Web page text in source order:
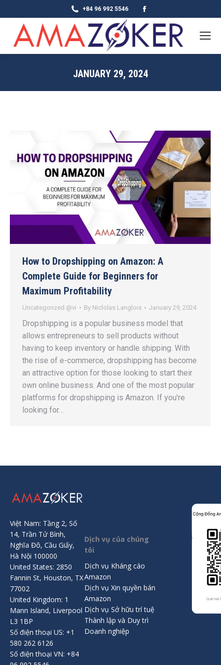
+84 96 992 5546
page
opens
in
JANUARY 29, 2024
How to Dropshipping on Amazon: A
Complete Guide for Beginners for
Maximum Profitability
Uncategorized @vi By Niclolas Langlois January 29, 2024
Dropshipping is a popular business model that
allows entrepreneurs to sell products without
having to keep inventory or handle shipping. With
the rise of e-commerce, dropshipping has become
an attractive option for those looking to start their
own online business. And one of the most popular
platforms for dropshipping is Amazon. If you’re
looking for…
Việt Nam: Tầng 2, Số
14, Trần Tử Bình,
Nghĩa Đô, Cầu Giấy,
Hà Nội 100000
United States: 2850
Fannin St, Houston, TX
77002
United Kingdom: 1
Mann Island, Liverpool
L3 1BP
Số điện thoại US: +1
580 262 6126
Số điện thoại VN: +84
Dịch vụ của chúng
tôi
Dịch vụ Kháng cáo
Amazon
Dịch vụ Xin quyền bán
Amazon
Dịch vụ Sở hữu trí tuệ
Thành lập và Duy trì
Doanh nghiệp